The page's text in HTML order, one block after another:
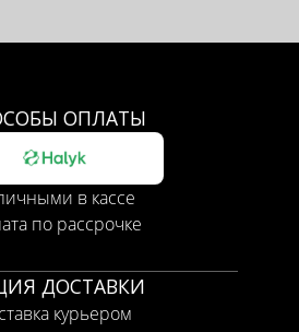
ОПЛАТЫ
в кассе
по рассрочке
ДОСТАВКИ
курьером